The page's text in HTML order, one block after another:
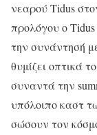
νεαρού Tidus
προλόγου ο
την συνάντησή
θυμίζει οπτικά
συναντά την
υπόλοιπο καστ
σώσουν τον